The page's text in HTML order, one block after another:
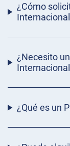
¿Cómo
¿Necesito
¿Qué es un